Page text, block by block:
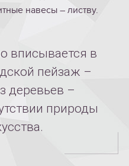
навесы – листву.
вписывается в
пейзаж –
деревьев –
природы